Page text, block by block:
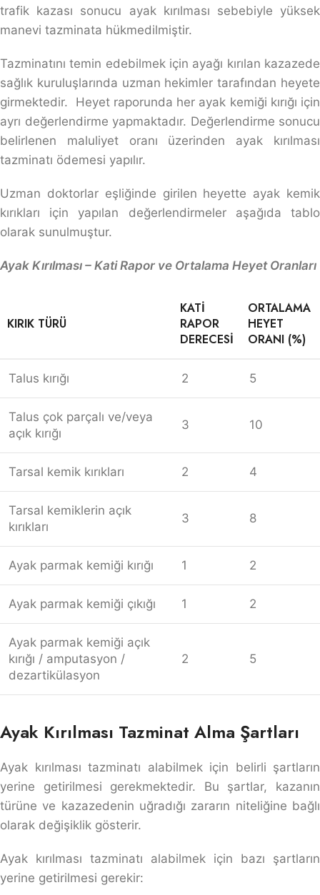
trafik kazası sonucu ayak kırılması sebebiyle yüksek
manevi tazminata hükmedilmiştir.
Tazminatını temin edebilmek için ayağı kırılan kazazede
sağlık kuruluşlarında uzman hekimler tarafından heyete
girmektedir. Heyet raporunda her ayak kemiği kırığı için
ayrı değerlendirme yapmaktadır. Değerlendirme sonucu
belirlenen maluliyet oranı üzerinden ayak kırılması
tazminatı ödemesi yapılır.
Uzman doktorlar eşliğinde girilen heyette ayak kemik
kırıkları için yapılan değerlendirmeler aşağıda tablo
olarak sunulmuştur.
Ayak Kırılması – Kati Rapor ve Ortalama Heyet Oranları
KIRIK TÜRÜ
KATI
RAPOR
DERECESI
ORTALAMA
HEYET
ORANI (%)
Talus kırığı 2 5
Talus çok parçalı ve/veya
açık kırığı
3 10
Tarsal kemik kırıkları 2 4
Tarsal kemiklerin açık
kırıkları
3 8
Ayak parmak kemiği kırığı 1 2
Ayak parmak kemiği çıkığı 1 2
Ayak parmak kemiği açık
kırığı / amputasyon /
dezartikülasyon
2 5
Ayak Kırılması Tazminat Alma Şartları
Ayak kırılması tazminatı alabilmek için belirli şartların
yerine getirilmesi gerekmektedir. Bu şartlar, kazanın
türüne ve kazazedenin uğradığı zararın niteliğine bağlı
olarak değişiklik gösterir.
Ayak kırılması tazminatı alabilmek için bazı şartların
yerine getirilmesi gerekir: